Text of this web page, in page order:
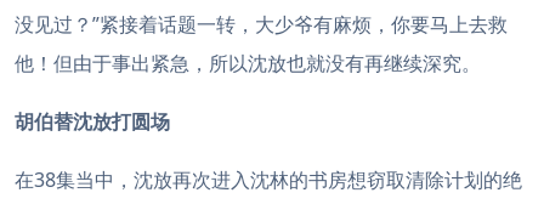
没见过？”紧接着话题一转，大少爷有麻烦，你要马上去救
他！但由于事出紧急，所以沈放也就没有再继续深究。
胡伯替沈放打圆场
在38集当中，沈放再次进入沈林的书房想窃取清除计划的绝